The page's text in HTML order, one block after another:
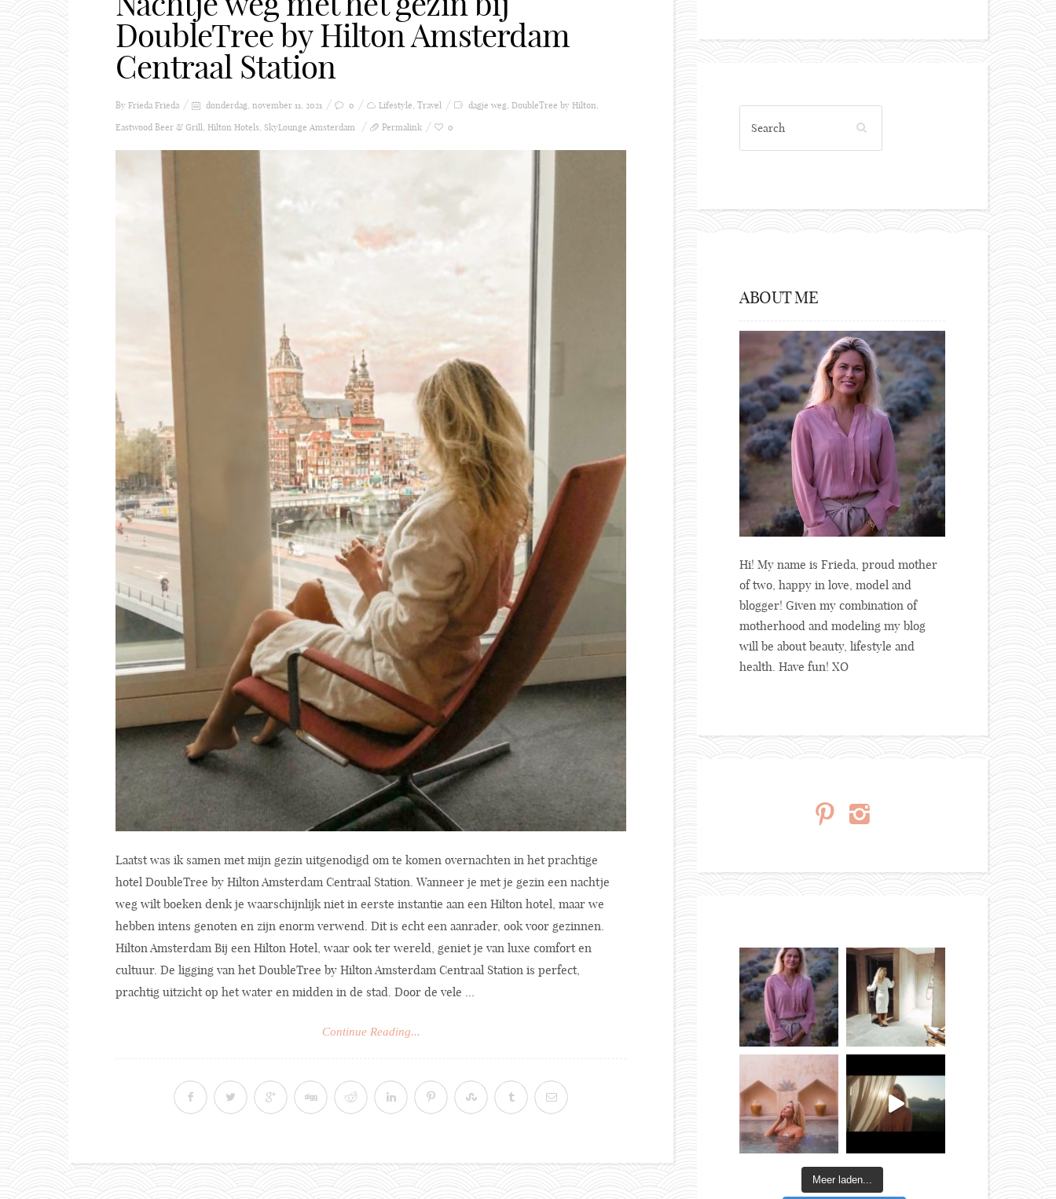
DoubleTree by Hilton Amsterdam
Centraal Station
By Frieda Frieda donderdag, november 11, 2021 0 Lifestyle, Travel dagje weg, DoubleTree by Hilton,
Eastwood Beer & Grill, Hilton Hotels, SkyLounge Amsterdam Permalink 0
Laatst was ik samen met mijn gezin uitgenodigd om te komen overnachten in het prachtige
hotel DoubleTree by Hilton Amsterdam Centraal Station. Wanneer je met je gezin een nachtje
weg wilt boeken denk je waarschijnlijk niet in eerste instantie aan een Hilton hotel, maar we
hebben intens genoten en zijn enorm verwend. Dit is echt een aanrader, ook voor gezinnen.
Hilton Amsterdam Bij een Hilton Hotel, waar ook ter wereld, geniet je van luxe comfort en
cultuur. De ligging van het DoubleTree by Hilton Amsterdam Centraal Station is perfect,
prachtig uitzicht op het water en midden in de stad. Door de vele ...
Continue Reading...
ABOUT ME
Hi! My name is Frieda, proud mother
of two, happy in love, model and
blogger! Given my combination of
motherhood and modeling my blog
will be about beauty, lifestyle and
health. Have fun! XO
Meer laden...